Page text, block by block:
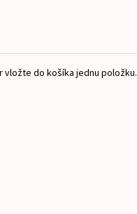
vložte do košíka jednu položku.